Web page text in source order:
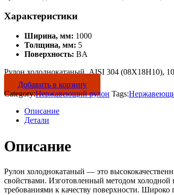
Характеристики
Ширина, мм: 1000
Толщина, мм: 5
Поверхность: BA
Рулон холоднокатаный, AISI 304 (08Х18Н10),
Добавить в корзину
Category:Нержавеющий рулон Tags:
Описание
Детали
Описание
Рулон холоднокатаный — это
свойствами. Изготовленный методом холодной
требованиями к качеству поверхности. Широко